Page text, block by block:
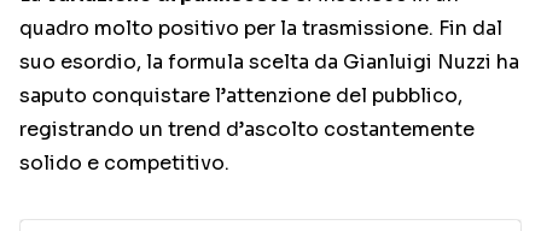
quadro molto positivo per la trasmissione. Fin dal
suo esordio, la formula scelta da Gianluigi Nuzzi ha
saputo conquistare l’attenzione del pubblico,
registrando un trend d’ascolto costantemente
solido e competitivo.